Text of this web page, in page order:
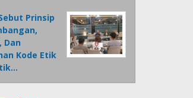
Prinsip
Dan
Kode Etik